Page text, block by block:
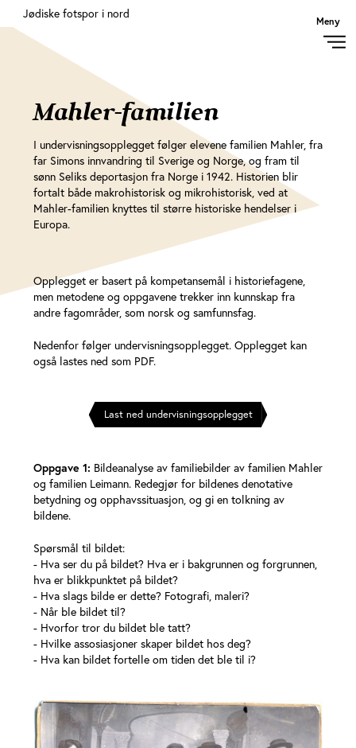
Jødiske fotspor i nord
Meny
Mahler-familien
I undervisningsopplegget følger elevene familien Mahler, fra
far Simons innvandring til Sverige og Norge, og fram til
sønn Seliks deportasjon fra Norge i 1942. Historien blir
fortalt både makrohistorisk og mikrohistorisk, ved at
Mahler-familien knyttes til større historiske hendelser i
Europa.
Opplegget er basert på kompetansemål i historiefagene,
men metodene og oppgavene trekker inn kunnskap fra
andre fagområder, som norsk og samfunnsfag.
Nedenfor følger undervisningsopplegget. Opplegget kan
også lastes ned som PDF.
Last ned undervisningsopplegget
Oppgave 1: Bildeanalyse av familiebilder av familien Mahler
og familien Leimann. Redegjør for bildenes denotative
betydning og opphavssituasjon, og gi en tolkning av
bildene.
Spørsmål til bildet:
- Hva ser du på bildet? Hva er i bakgrunnen og forgrunnen,
hva er blikkpunktet på bildet?
- Hva slags bilde er dette? Fotografi, maleri?
- Når ble bildet til?
- Hvorfor tror du bildet ble tatt?
- Hvilke assosiasjoner skaper bildet hos deg?
- Hva kan bildet fortelle om tiden det ble til i?